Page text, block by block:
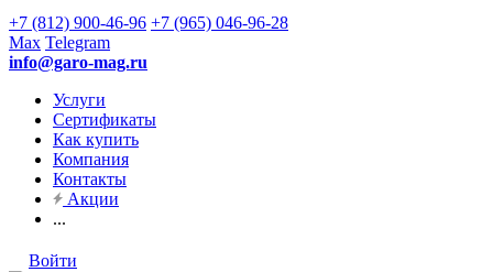
+7 (812) 900-46-96 +7 (965) 046-96-28
Max Telegram
info@garo-mag.ru
Услуги
Сертификаты
Как купить
Компания
Контакты
Акции
...
Войти